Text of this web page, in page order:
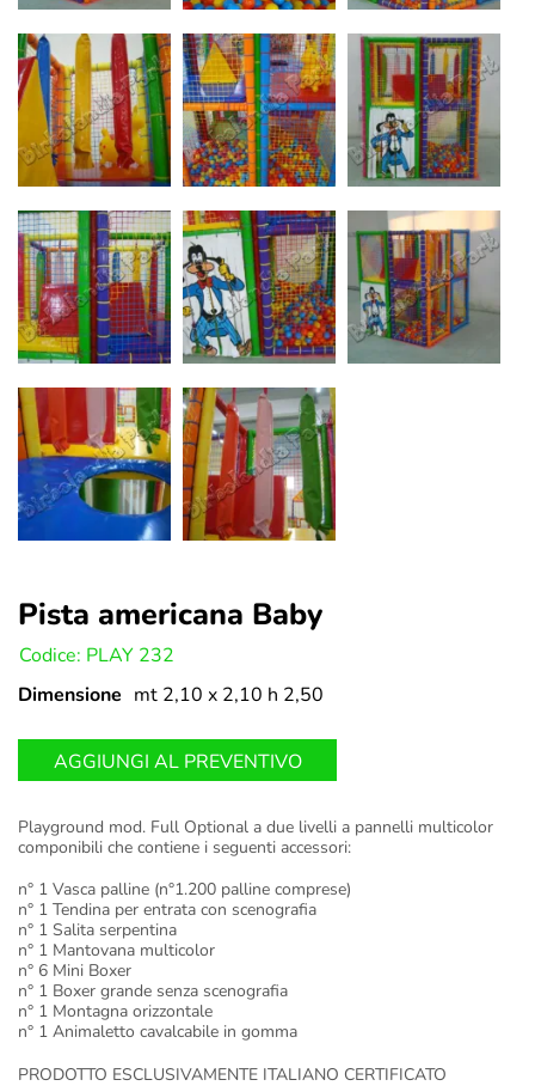
Pista americana Baby
Codice: PLAY 232
Dimensione mt 2,10 x 2,10 h 2,50
AGGIUNGI AL PREVENTIVO
Playground mod. Full Optional a due livelli a pannelli multicolor
componibili che contiene i seguenti accessori:
n° 1 Vasca palline (n°1.200 palline comprese)
n° 1 Tendina per entrata con scenografia
n° 1 Salita serpentina
n° 1 Mantovana multicolor
n° 6 Mini Boxer
n° 1 Boxer grande senza scenografia
n° 1 Montagna orizzontale
n° 1 Animaletto cavalcabile in gomma
PRODOTTO ESCLUSIVAMENTE ITALIANO CERTIFICATO